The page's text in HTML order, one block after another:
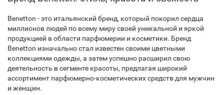
Benetton - это итальянский бренд, который покорил сердца
миллионов людей по всему миру своей уникальной и яркой
продукцией в области парфюмерии и косметики. Бренд
Benetton изначально стал известен своими цветными
коллекциями одежды, а затем успешно расширил свою
деятельность в сегменте красоты, предлагая широкий
ассортимент парфюмерно-косметических средств для мужчин
и женщин.